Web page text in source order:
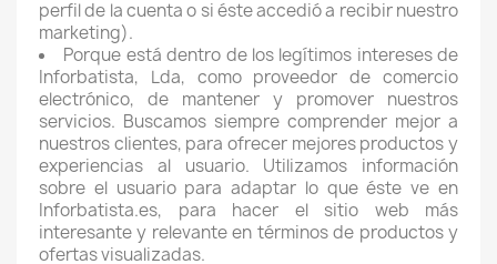
perfil de la cuenta o si éste accedió a recibir nuestro
marketing).
Porque está dentro de los legítimos intereses de
Inforbatista, Lda, como proveedor de comercio
electrónico, de mantener y promover nuestros
servicios. Buscamos siempre comprender mejor a
nuestros clientes, para ofrecer mejores productos y
experiencias al usuario. Utilizamos información
sobre el usuario para adaptar lo que éste ve en
Inforbatista.es, para hacer el sitio web más
interesante y relevante en términos de productos y
ofertas visualizadas.